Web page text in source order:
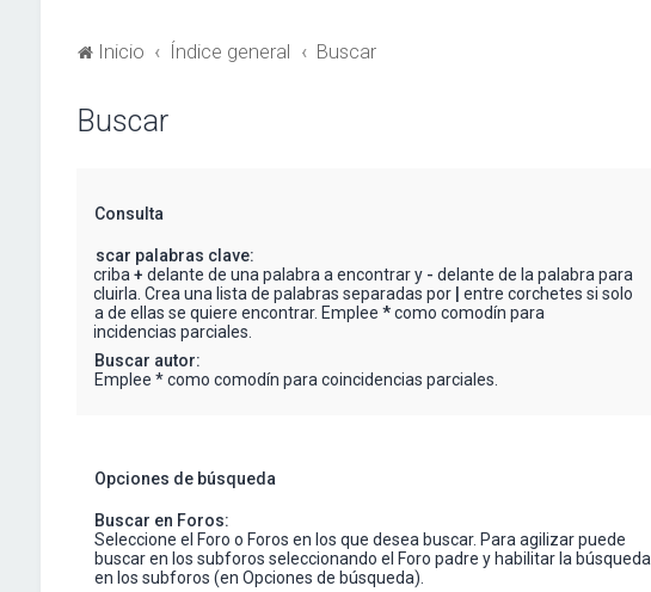
Inicio Índice general Buscar
Buscar
Consulta
Buscar palabras clave:
Escriba + delante de una palabra a encontrar y - delante de la palabra para
excluirla. Crea una lista de palabras separadas por
entre corchetes si solo
una de ellas se quiere encontrar. Emplee *como comodín para
coincidencias parciales.
Buscar autor:
Emplee * como comodín para coincidencias parciales.
Opciones de búsqueda
Buscar en Foros:
Seleccione el Foro o Foros en los que desea buscar. Para agilizar puede
buscar en los subforos seleccionando el Foro padre y habilitar la búsqueda
en los subforos (en Opciones de búsqueda).